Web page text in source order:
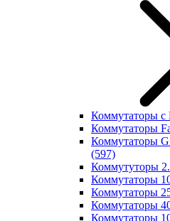
Коммутаторы с
Коммутаторы
Коммутаторы
(597)
Коммутуторы
Коммутаторы
Коммутаторы
Коммутаторы
Коммутаторы